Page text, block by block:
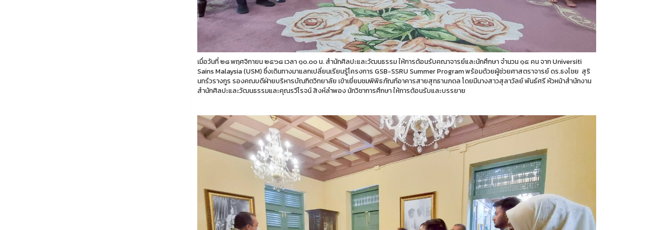
เมื่อวันที่ ๒๘ พฤศจิกายน ๒๕๖๘ เวลา ๑๐.๐๐ น. สำนักศิลปะและวัฒนธรรม ให้การต้อนรับคณาจารย์และนักศึกษา จำนวน ๑๕ คน จาก Universiti
Sains Malaysia (USM) ซึ่งเดินทางมาแลกเปลี่ยนเรียนรู้โครงการ GSB-SSRU Summer Program พร้อมด้วยผู้ช่วยศาสตราจารย์ ดร.ธงไชย สุริ
นทร์วรางกูร รองคณบดีฝ่ายบริหารบัณฑิตวิทยาลัย เข้าเยี่ยมชมพิพิธภัณฑ์อาคารสายสุทธานภดล โดยมีนางสาวสุลาวัลย์ พันธ์ศรี หัวหน้าสำนักงาน
สำนักศิลปะและวัฒนธรรมและคุณรวีโรจน์ สิงห์ลำพอง นักวิชาการศึกษา ให้การต้อนรับและบรรยาย